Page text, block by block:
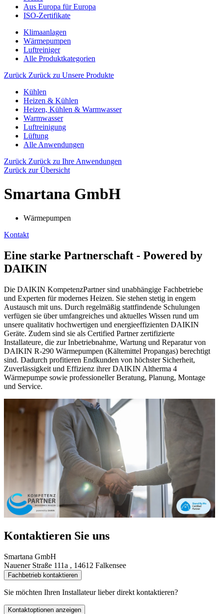
Aus Europa für Europa
ISO-Zertifikate
Klimaanlagen
Wärmepumpen
Luftreiniger
Alle Produktkategorien
Zurück Zurück zu Unsere Produkte
Kühlen
Heizen & Kühlen
Heizen, Kühlen & Warmwasser
Warmwasser
Luftreinigung
Lüftung
Alle Anwendungen
Zurück Zurück zu Ihre Anwendungen
Zurück zur Übersicht
Smartana GmbH
Wärmepumpen
Kontakt
Eine starke Partnerschaft - Powered by
DAIKIN
Die DAIKIN KompetenzPartner sind unabhängige Fachbetriebe
und Experten für modernes Heizen. Sie stehen stetig in engem
Austausch mit uns. Durch regelmäßig stattfindende Schulungen
verfügen sie über umfangreiches und aktuelles Wissen rund um
unsere qualitativ hochwertigen und energieeffizienten DAIKIN
Geräte. Zudem sind sie als Certified Partner zertifizierte
Installateure, die zur Inbetriebnahme, Wartung und Reparatur von
DAIKIN R-290 Wärmepumpen (Kältemittel Propangas) berechtigt
sind. Dadurch profitieren Endkunden von höchster Sicherheit,
Zuverlässigkeit und Effizienz ihrer DAIKIN Altherma 4
Wärmepumpe sowie professioneller Beratung, Planung, Montage
und Service. ​
Kontaktieren Sie uns
Smartana GmbH
Nauener Straße 111a , 14612 Falkensee
Fachbetrieb kontaktieren
Sie möchten Ihren Installateur lieber direkt kontaktieren?
Kontaktoptionen anzeigen